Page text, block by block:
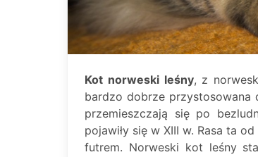
Kot norweski leśny, z
bardzo dobrze przystosowana
przemieszczają się po
pojawiły się w XIII w. Rasa ta
futrem. Norweski kot leśny